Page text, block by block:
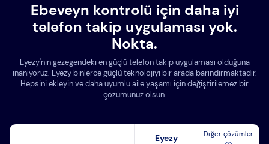
Ebeveyn kontrolü için daha iyi
telefon takip uygulaması yok.
Nokta.
Eyezy'nin gezegendeki en güçlü telefon takip uygulaması olduğuna
inanıyoruz. Eyezy binlerce güçlü teknolojiyi bir arada barındırmaktadır.
Hepsini ekleyin ve daha uyumlu aile yaşamı için değiştirilemez bir
çözümünüz olsun.
Eyezy Diğer çözümler